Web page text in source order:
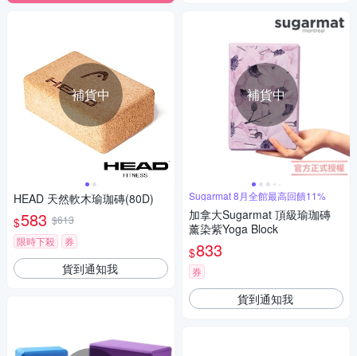
補貨中
HEAD 天然軟木瑜珈磚(80D)
$583 $613
限時下殺
券
貨到通知我
補貨中
Sugarmat 8月全館最高回饋11%
加拿大Sugarmat 頂級瑜珈磚
薰染紫Yoga Block
$833
券
貨到通知我